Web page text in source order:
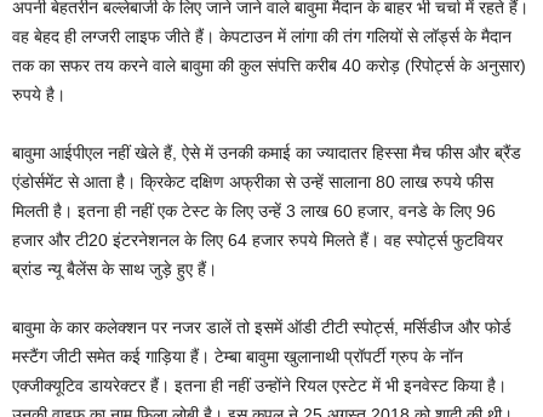
अपनी बेहतरीन बल्‍लेबाजी के लिए जाने जाने वाले बावुमा मैदान के बाहर भी चर्चा में रहते हैं।
वह बेहद ही लग्‍जरी लाइफ जीते हैं। केपटाउन में लांगा की तंग गलियों से लॉ‌र्ड्स के मैदान
तक का सफर तय करने वाले बावुमा की कुल संपत्ति करीब 40 करोड़ (रिपोर्ट्स के अनुसार)
रुपये है।
बावुमा आईपीएल नहीं खेले हैं, ऐसे में उनकी कमाई का ज्‍यादातर हिस्‍सा मैच फीस और ब्रैंड
एंडोर्समेंट से आता है। क्रिकेट दक्षिण अफ्रीका से उन्‍हें सालाना 80 लाख रुपये फीस
मिलती है। इतना ही नहीं एक टेस्‍ट के लिए उन्‍हें 3 लाख 60 हजार, वनडे के लिए 96
हजार और टी20 इंटरनेशनल के लिए 64 हजार रुपये मिलते हैं। वह स्पोर्ट्स फुटवियर
ब्रांड न्यू बैलेंस के साथ जुड़े हुए हैं।
बावुमा के कार कलेक्शन पर नजर डालें तो इसमें ऑडी टीटी स्पोर्ट्स, मर्सिडीज और फोर्ड
मस्टैंग जीटी समेत कई गाड़िया हैं। टेम्बा बावुमा खुलानाथी प्रॉपर्टी ग्रुप के नॉन
एक्जीक्यूटिव डायरेक्टर हैं। इतना ही नहीं उन्होंने रियल एस्टेट में भी इनवेस्‍ट किया है।